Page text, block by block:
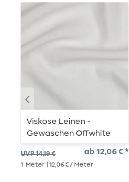
Viskose Leinen -
Gewaschen Offwhite
UVP 14,19 € ab 12,06 € *
1 Meter | 12,06 € / Meter